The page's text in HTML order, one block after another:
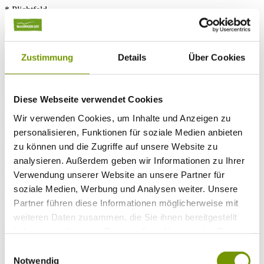
Zustimmung Details Über Cookies
Diese Webseite verwendet Cookies
Wir verwenden Cookies, um Inhalte und Anzeigen zu
personalisieren, Funktionen für soziale Medien anbieten
zu können und die Zugriffe auf unsere Website zu
analysieren. Außerdem geben wir Informationen zu Ihrer
Verwendung unserer Website an unsere Partner für
soziale Medien, Werbung und Analysen weiter. Unsere
Partner führen diese Informationen möglicherweise mit
weiteren Daten zusammen, die Sie ihnen bereitgestellt
Notwendig
* Plichtfeld
VOLLTEXTSUCHE
WETTER & WASSERTEMPERATUR
Heute
Vereinzelte Regenfälle in der Umgebung
Morgen
25°C
Wassertemperatur
26°CWaginger Segelclub
26°CCampingplatz Gut Horn
26°CStrandbad Seeteufel
WEBCAM